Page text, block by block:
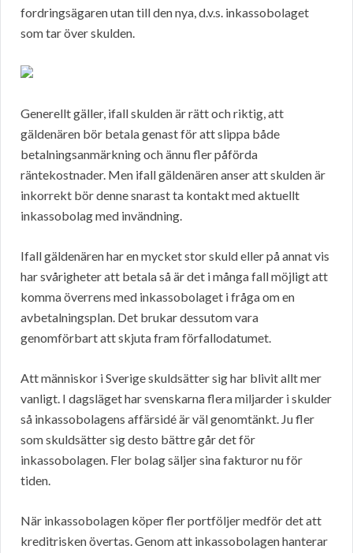
fordringsägaren utan till den nya, d.v.s. inkassobolaget
som tar över skulden.
Generellt gäller, ifall skulden är rätt och riktig, att
gäldenären bör betala genast för att slippa både
betalningsanmärkning och ännu fler påförda
räntekostnader. Men ifall gäldenären anser att skulden är
inkorrekt bör denne snarast ta kontakt med aktuellt
inkassobolag med invändning.
Ifall gäldenären har en mycket stor skuld eller på annat vis
har svårigheter att betala så är det i många fall möjligt att
komma överrens med inkassobolaget i fråga om en
avbetalningsplan. Det brukar dessutom vara
genomförbart att skjuta fram förfallodatumet.
Att människor i Sverige skuldsätter sig har blivit allt mer
vanligt. I dagsläget har svenskarna flera miljarder i skulder
så inkassobolagens affärsidé är väl genomtänkt. Ju fler
som skuldsätter sig desto bättre går det för
inkassobolagen. Fler bolag säljer sina fakturor nu för
tiden.
När inkassobolagen köper fler portföljer medför det att
kreditrisken övertas. Genom att inkassobolagen hanterar